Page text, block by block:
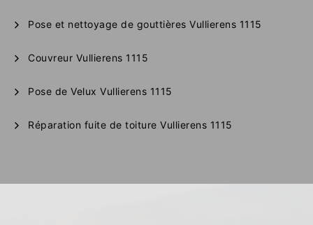
Pose et nettoyage de gouttières Vullierens 1115
Couvreur Vullierens 1115
Pose de Velux Vullierens 1115
Réparation fuite de toiture Vullierens 1115